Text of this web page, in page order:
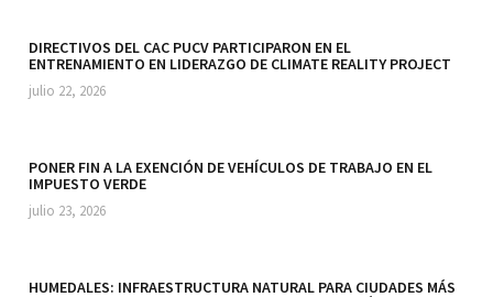
DIRECTIVOS DEL CAC PUCV PARTICIPARON EN EL
ENTRENAMIENTO EN LIDERAZGO DE CLIMATE REALITY PROJECT
julio 22, 2026
PONER FIN A LA EXENCIÓN DE VEHÍCULOS DE TRABAJO EN EL
IMPUESTO VERDE
julio 23, 2026
HUMEDALES: INFRAESTRUCTURA NATURAL PARA CIUDADES MÁS